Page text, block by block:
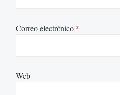
Correo electrónico *
Web